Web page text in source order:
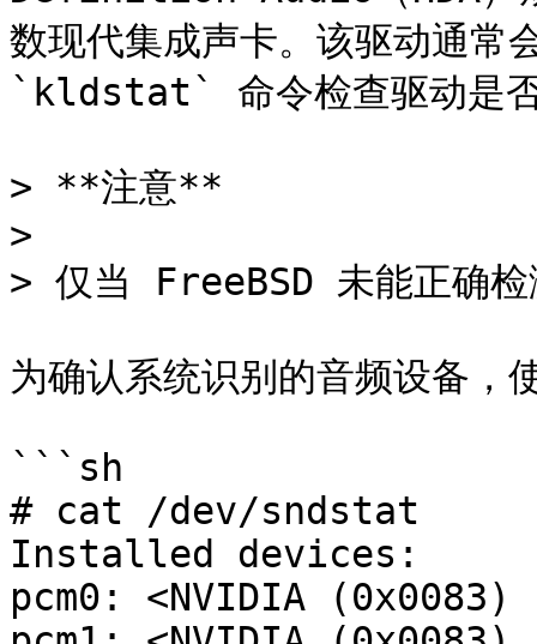
数现代集成声卡。该驱动通常
`kldstat` 命令检查驱动是
> **注意**
>
> 仅当 FreeBSD 未能正确检
为确认系统识别的音频设备，
```sh
# cat /dev/sndstat
Installed devices:
pcm0: <NVIDIA